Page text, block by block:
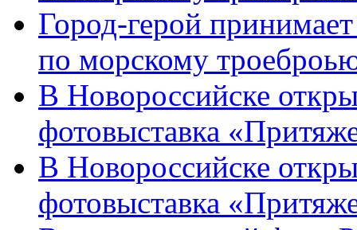
Город-герой
по морскому
В Новороссийске
фотовыставка
В Новороссийске
фотовыставка